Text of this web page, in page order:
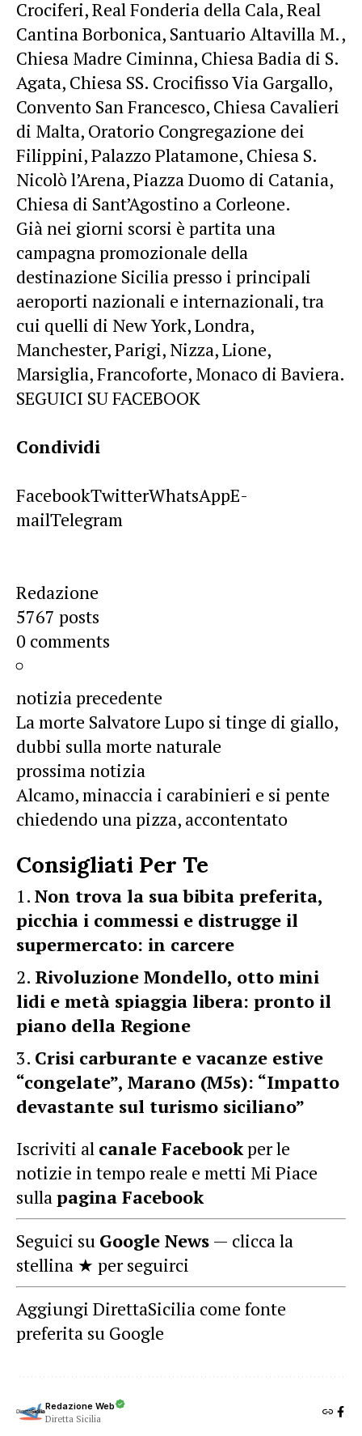
Crociferi, Real Fonderia della Cala, Real
Cantina Borbonica, Santuario Altavilla M.,
Chiesa Madre Ciminna, Chiesa Badia di S.
Agata, Chiesa SS. Crocifisso Via Gargallo,
Convento San Francesco, Chiesa Cavalieri
di Malta, Oratorio Congregazione dei
Filippini, Palazzo Platamone, Chiesa S.
Nicolò l’Arena, Piazza Duomo di Catania,
Chiesa di Sant’Agostino a Corleone.
Già nei giorni scorsi è partita una
campagna promozionale della
destinazione Sicilia presso i principali
aeroporti nazionali e internazionali, tra
cui quelli di New York, Londra,
Manchester, Parigi, Nizza, Lione,
Marsiglia, Francoforte, Monaco di Baviera.
SEGUICI SU FACEBOOK
Condividi
FacebookTwitterWhatsAppE-
mailTelegram
Redazione
5767 posts
0 comments
notizia precedente
La morte Salvatore Lupo si tinge di giallo,
dubbi sulla morte naturale
prossima notizia
Alcamo, minaccia i carabinieri e si pente
chiedendo una pizza, accontentato
Consigliati Per Te
Non trova la sua bibita preferita,
picchia i commessi e distrugge il
supermercato: in carcere
Rivoluzione Mondello, otto mini
lidi e metà spiaggia libera: pronto il
piano della Regione
Crisi carburante e vacanze estive
“congelate”, Marano (M5s): “Impatto
devastante sul turismo siciliano”
Iscriviti al canale Facebookper le
notizie in tempo reale e metti Mi Piace
sullapagina Facebook
Seguici su Google News — clicca la
stellina ★ per seguirci
Aggiungi DirettaSicilia come fonte
preferita su Google
Redazione Web
Diretta Sicilia